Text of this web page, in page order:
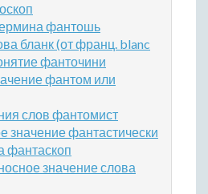
фантошь
бланк (от франц. blanc
фанточини
фантом или
слов фантомист
значение фантастически
фантаскоп
значение слова